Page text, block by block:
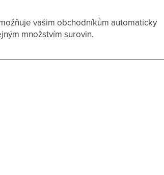
vašim obchodníkům automaticky
množstvím surovin.